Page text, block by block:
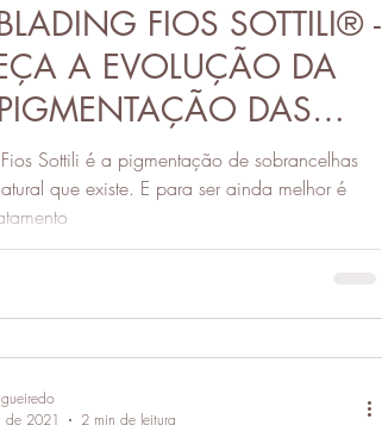
FIOS SOTTILI® -
A EVOLUÇÃO DA
DAS
Sottili é a pigmentação de sobrancelhas
que existe. E para ser ainda melhor é
2021
2 min de leitura